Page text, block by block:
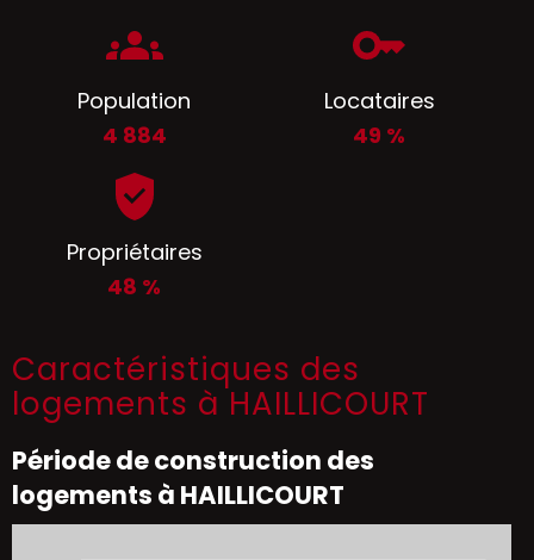
Population
4 884
Locataires
49 %
Propriétaires
48 %
Caractéristiques des
logements à HAILLICOURT
Période de construction des
logements à HAILLICOURT